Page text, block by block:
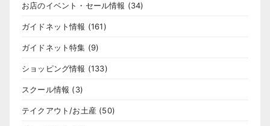
お店のイベント・セール情報 (34)
ガイドネット情報 (161)
ガイドネット特集 (9)
ショッピング情報 (133)
スクール情報 (3)
テイクアウト/お土産 (50)